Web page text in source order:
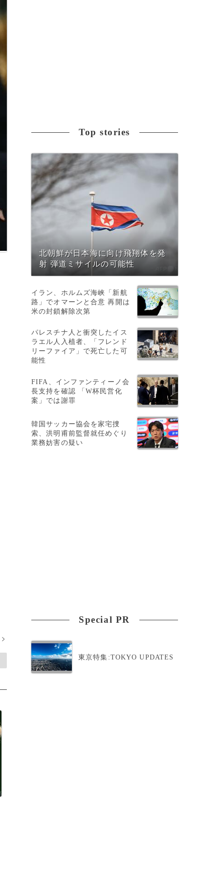
>
Top stories
北朝鮮が日本海に向け飛翔体を発
射 弾道ミサイルの可能性
イラン、ホルムズ海峡「新航
路」でオマーンと合意 再開は
米の封鎖解除次第
パレスチナ人と衝突したイス
ラエル人入植者、「フレンド
リーファイア」で死亡した可
能性
FIFA、インファンティーノ会
長支持を確認 「W杯民営化
案」では謝罪
韓国サッカー協会を家宅捜
索、洪明甫前監督就任めぐり
業務妨害の疑い
Special PR
東京特集:TOKYO UPDATES